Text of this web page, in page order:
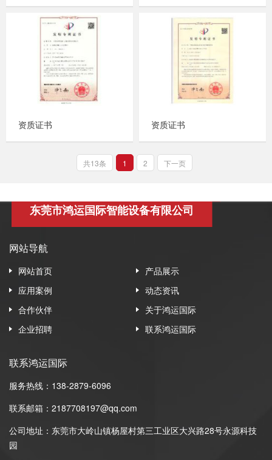
资质证书 资质证书
共13条 1 2 下一页
东莞市鸿运国际智能设备有限公司
网站导航
网站首页
产品展示
应用案例
动态资讯
合作伙伴
关于鸿运国际
企业招聘
联系鸿运国际
联系鸿运国际
服务热线：138-2879-6096
联系邮箱：2187708197@qq.com
公司地址：东莞市大岭山镇杨屋村第三工业区大兴路28号永源科技
园